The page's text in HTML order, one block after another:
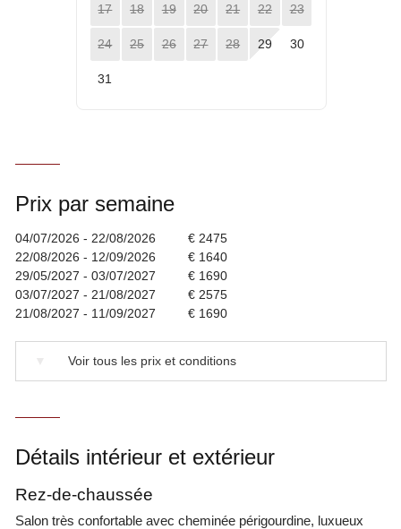
17 18 19 20 21 22 23
24 25 26 27 28 29 30
31
Prix par semaine
04/07/2026 - 22/08/2026
€ 2475
22/08/2026 - 12/09/2026
€ 1640
29/05/2027 - 03/07/2027
€ 1690
03/07/2027 - 21/08/2027
€ 2575
21/08/2027 - 11/09/2027
€ 1690
Voir tous les prix et conditions
Détails intérieur et extérieur
Rez-de-chaussée
Salon très confortable avec cheminée périgourdine, luxueux